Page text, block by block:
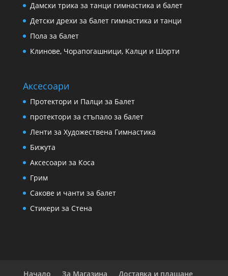
Дамски трика за танци гимнастика и балет
Детски дрехи за балет гимнастика и танци
Пола за балет
Клинове, Чорапогашници, Калци и Шорти
Аксесоари
Протектори и Палци за Балет
протектори за стъпало за балет
Ленти за Художествена Гимнастика
Бижута
Аксесоари за Коса
Грим
Сакове и чанти за балет
Стикери за Стена
Начало За Магазина Доставка и плащане